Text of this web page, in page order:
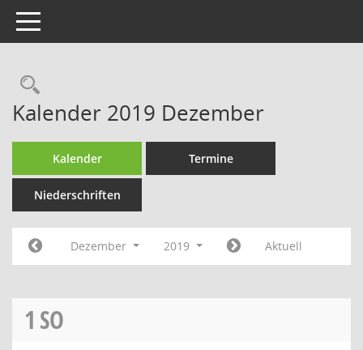
Toggle navigation
Rechercheauswahl
Kalender 2019 Dezember
Kalender Termine
Niederschriften
Dezember 2019 Aktuell
1 SO